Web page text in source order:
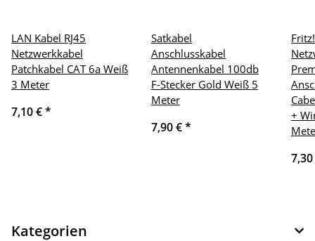
LAN Kabel RJ45
Netzwerkkabel
Patchkabel CAT 6a Weiß
3 Meter
7,10 €*
Satkabel
Anschlusskabel
Antennenkabel 100db
F-Stecker Gold Weiß 5
Meter
7,90 €*
+
Kategorien